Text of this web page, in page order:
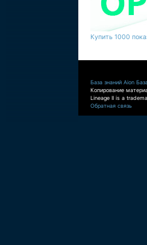
Купить 1000
База знаний Aion
Копирование
Lineage II is a
Обратная связь